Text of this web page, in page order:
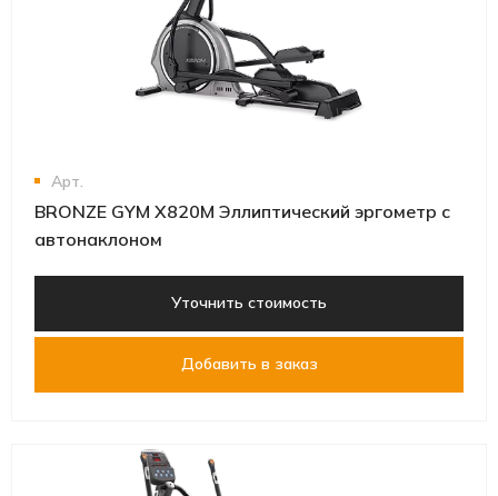
Арт.
BRONZE GYM X820M Эллиптический эргометр с
автонаклоном
Уточнить стоимость
Добавить в заказ